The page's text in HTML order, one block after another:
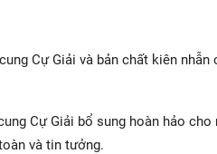
Cự Giải và bản chất kiên
Cự Giải bổ sung hoàn hảo
và tin tưởng.